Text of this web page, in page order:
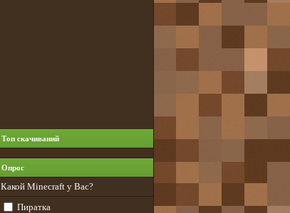
Топ скачиваний
Опрос
Какой Minecraft у Вас?
Пиратка